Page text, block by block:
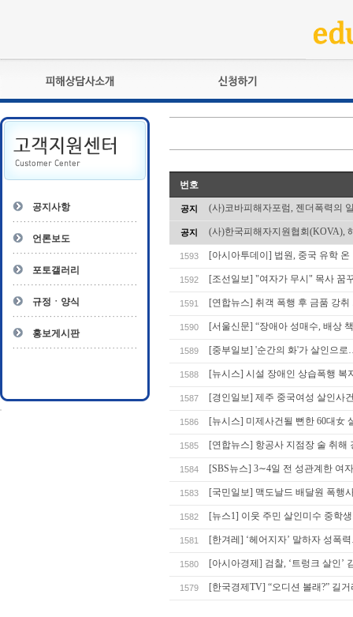
피해상담사란?
자격관리규정
상담사 자격증 확인
- 피해상담사 1급
- 전문수련감독자
- 전문수련기관
교육훈련
자격심사
자격복원
공지사항
언론보도
포토갤러리
규정ㆍ양식
홍보게시판
번호
공지 (사)코바피해자포럼, 젠더폭력의
공지 (사)한국피해자지원협회(KOVA),
1593 [아시아투데이] 법원, 중국 유학
1592 [조선일보] "여자가 무시" 목사 꿈
1591 [연합뉴스] 취객 폭행 후 금품 강취
1590 [서울신문] “장애아 성매수, 배상
1589 [중부일보] '순간의 화'가 살인으
1588 [뉴시스] 시설 장애인 상습폭행 복
1587 [경인일보] 제주 중국여성 살인사
1586 [뉴시스] 미제사건될 뻔한 60대
1585 [연합뉴스] 항공사 지점장 술 취
1584 [SBS뉴스] 3∼4일 전 성관계한 여
1583 [국민일보] 맥도날드 배달원 폭
1582 [뉴스1] 이웃 주민 살인미수 중학
1581 [한겨레] ‘헤어지자’ 말하자 성폭
1580 [아시아경제] 검찰, ‘트렁크 살인
1579 [한국경제TV] “오디션 볼래?” 길